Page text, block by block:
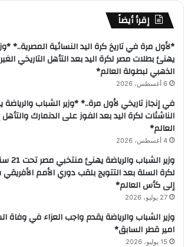
إقرأ أيضاً
*لأول مرة في تاريخ كرة اليد النسائية المصرية..*
يهنئ بطلات مصر لكرة اليد بعد التأهل التاريخي
الذهبي لبطولة العالم*
6 أغسطس، 2026
في إنجاز تاريخي لأول مرة..* *وزير الشباب
الناشئات لكرة اليد بعد الفوز على الدنمارك
العالم*
4 أغسطس، 2026
وزير
لكرة السلة بعد التتويج بلقب دوري الأمم
إلى كأس العالم*
27 يوليو، 2026
وزير الشباب والرياضة يقدم واجب العزاء في وفاة
امير قطر السابق*
15 يوليو، 2026